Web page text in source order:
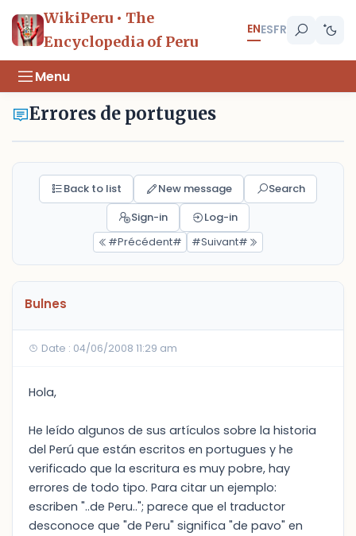
WikiPeru • The
Encyclopedia of Peru
ENESFR
Menu
Errores de portugues
Back to list New message
Search
Sign-in
Log-in
#Précédent#
#Suivant#
Bulnes
Date : 04/06/2008 11:29 am
Hola,
He leído algunos de sus artículos sobre la historia
del Perú que están escritos en portugues y he
verificado que la escritura es muy pobre, hay
errores de todo tipo. Para citar un ejemplo:
escriben "..de Peru.."; parece que el traductor
desconoce que "de Peru" significa "de pavo" en